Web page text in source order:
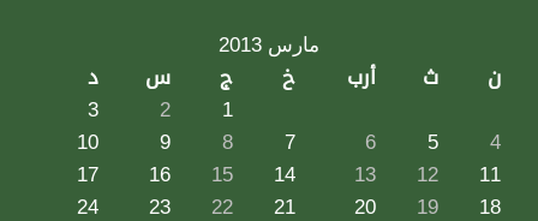
مارس 2013
ن ث أرب خ ج س د
1
2
3
4
5
6
7
8
9
10
11
12
13
14
15
16
17
18
19
20
21
22
23
24